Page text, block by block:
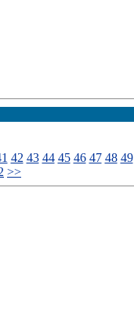
42 43 44 45 46 47 48 49
>>